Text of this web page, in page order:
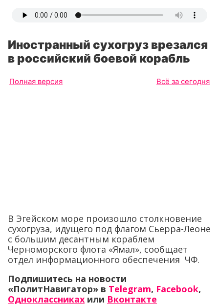
Иностранный сухогруз врезался
в российский боевой корабль
Полная версия Всё за сегодня
В Эгейском море произошло столкновение
сухогруза, идущего под флагом Сьерра-Леоне
с большим десантным кораблем
Черноморского флота «Ямал», сообщает
отдел информационного обеспечения ЧФ.
Подпишитесь на новости
«ПолитНавигатор» в Telegram, Facebook,
Одноклассниках или Вконтакте